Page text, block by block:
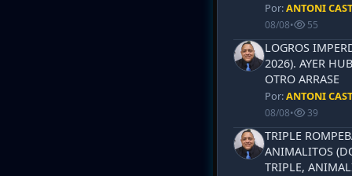
Por:ANTONI
08/08• 55
LOGROS
2026). AYER
OTRO ARRASE
Por:ANTONI
08/08• 39
TRIPLE
ANIMALITOS
TRIPLE,